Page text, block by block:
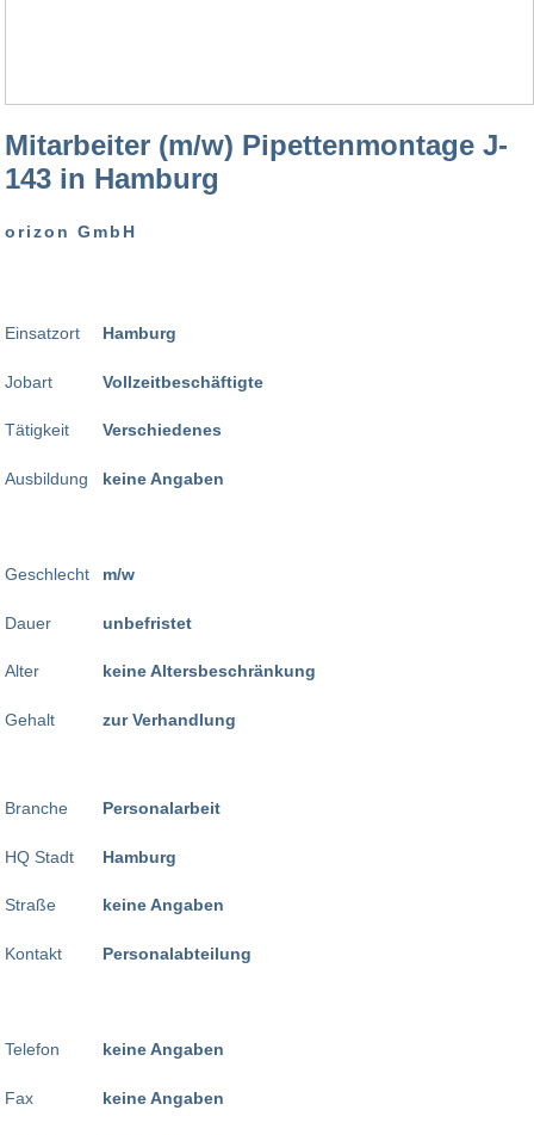
Mitarbeiter (m/w) Pipettenmontage J-
143 in Hamburg
orizon GmbH
Einsatzort
Jobart
Tätigkeit
Ausbildung
Geschlecht
Dauer
Alter
Gehalt
Hamburg
Vollzeitbeschäftigte
Verschiedenes
keine Angaben
m/w
unbefristet
keine Altersbeschränkung
zur Verhandlung
Branche
HQ Stadt
Straße
Kontakt
Telefon
Fax
Personalarbeit
Hamburg
keine Angaben
Personalabteilung
keine Angaben
keine Angaben